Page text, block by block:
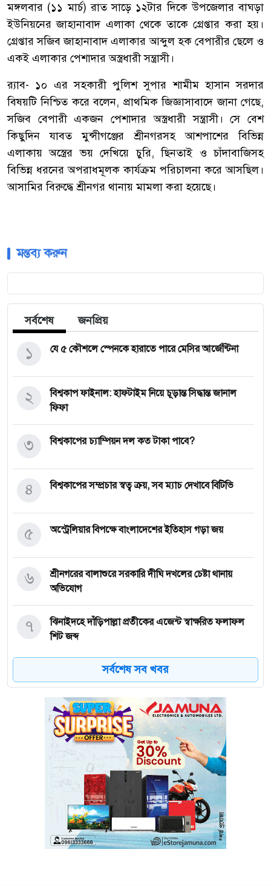
মঙ্গলবার (১১ মার্চ) রাত সাড়ে ১২টার দিকে উপজেলার বাঘড়া
ইউনিয়নের জাহানাবাদ এলাকা থেকে তাকে গ্রেপ্তার করা হয়।
গ্রেপ্তার সজিব জাহানাবাদ এলাকার আব্দুল হক বেপারীর ছেলে ও
একই এলাকার পেশাদার অস্ত্রধারী সন্ত্রাসী।
র‍্যাব- ১০ এর সহকারী পুলিশ সুপার শামীম হাসান সরদার
বিষয়টি নিশ্চিত করে বলেন, প্রাথমিক জিজ্ঞাসাবাদে জানা গেছে,
সজিব বেপারী একজন পেশাদার অস্ত্রধারী সন্ত্রাসী। সে বেশ
কিছুদিন যাবত মুন্সীগঞ্জের শ্রীনগরসহ আশপাশের বিভিন্ন
এলাকায় অস্ত্রের ভয় দেখিয়ে চুরি, ছিনতাই ও চাঁদাবাজিসহ
বিভিন্ন ধরনের অপরাধমূলক কার্যক্রম পরিচালনা করে আসছিল।
আসামির বিরুদ্ধে শ্রীনগর থানায় মামলা করা হয়েছে।
মন্তব্য করুন
সর্বশেষ জনপ্রিয়
যে ৫ কৌশলে স্পেনকে হারাতে পারে মেসির আর্জেন্টিনা
১
বিশ্বকাপ ফাইনাল: হাফটাইম নিয়ে চূড়ান্ত সিদ্ধান্ত জানাল
ফিফা
২
বিশ্বকাপের চ্যাম্পিয়ন দল কত টাকা পাবে?
৩
বিশ্বকাপের সম্প্রচার স্বত্ব ক্রয়, সব ম্যাচ দেখাবে বিটিভি
৪
অস্ট্রেলিয়ার বিপক্ষে বাংলাদেশের ইতিহাস গড়া জয়
৫
শ্রীনগরের বালাশুরে সরকারি দীঘি দখলের চেষ্টা থানায়
অভিযোগ
৬
ঝিনাইদহে দাঁড়িপাল্লা প্রতীকের এজেন্ট স্বাক্ষরিত ফলাফল
শিট জব্দ
৭
ত্রয়োদশ জাতীয় নির্বাচন, শান্তিপূর্ণ ও নিরপেক্ষ হোক
ইশরাকের আসনে ভোটকেন্দ্রে ঢুকে প্রিজাইডিং অফিসারের
ওপর হামলা বিএনপি নেতাকর্মীদের
অবরুদ্ধ জামায়াত নেতাকে উদ্ধার করলেন এনসিপি নেত্রী ডা.
মিতু
ভোটকেন্দ্রের সামনে বস্তাভর্তি টাকাসহ স্বেচ্ছাসেবকদল নেতা
আটক
সর্বশেষ সব খবর